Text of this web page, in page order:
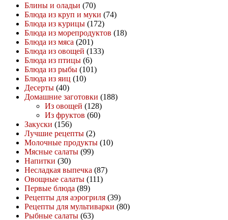
Блины и оладьи (70)
Блюда из круп и муки (74)
Блюда из курицы (172)
Блюда из морепродуктов (18)
Блюда из мяса (201)
Блюда из овощей (133)
Блюда из птицы (6)
Блюда из рыбы (101)
Блюда из яиц (10)
Десерты (40)
Домашние заготовки (188)
Из овощей (128)
Из фруктов (60)
Закуски (156)
Лучшие рецепты (2)
Молочные продукты (10)
Мясные салаты (99)
Напитки (30)
Несладкая выпечка (87)
Овощные салаты (111)
Первые блюда (89)
Рецепты для аэрогриля (39)
Рецепты для мультиварки (80)
Рыбные салаты (63)